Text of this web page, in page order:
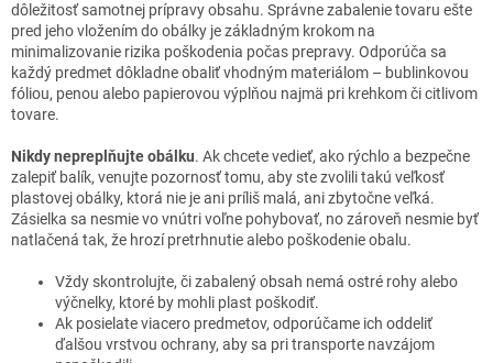
dôležitosť samotnej prípravy obsahu. Správne zabalenie tovaru ešte
pred jeho vložením do obálky je základným krokom na
minimalizovanie rizika poškodenia počas prepravy. Odporúča sa
každý predmet dôkladne obaliť vhodným materiálom – bublinkovou
fóliou, penou alebo papierovou výplňou najmä pri krehkom či citlivom
tovare.
Nikdy nepreplňujte obálku. Ak chcete vedieť, ako rýchlo a bezpečne
zalepiť balík, venujte pozornosť tomu, aby ste zvolili takú veľkosť
plastovej obálky, ktorá nie je ani príliš malá, ani zbytočne veľká.
Zásielka sa nesmie vo vnútri voľne pohybovať, no zároveň nesmie byť
natlačená tak, že hrozí pretrhnutie alebo poškodenie obalu.
Vždy skontrolujte, či zabalený obsah nemá ostré rohy alebo
výčnelky, ktoré by mohli plast poškodiť.
Ak posielate viacero predmetov, odporúčame ich oddeliť
ďalšou vrstvou ochrany, aby sa pri transporte navzájom